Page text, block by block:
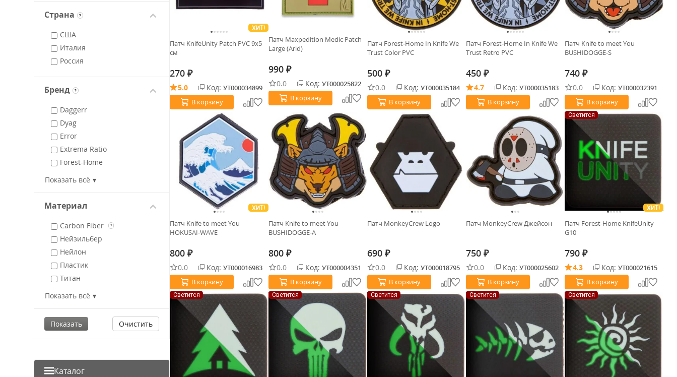
Страна ?
США
Италия
Россия
Бренд ?
Daggerr
Dyag
Error
Extrema Ratio
Forest-Home
Knife To Meet You
Old Caster
Stabwoodstone
Wild Heart
Мастерская братьев
Пешковых
Показать всё
Материал
Carbon Fiber ?
Нейзильбер
Нейлон
Пластик
Титан
PVC
Фотополимерная смола
Показать всё
Очистить
Каталог
ХИТ!
Патч KnifeUnity Patch PVC 9x5
см
270 ₽
5.0 Код: УТ000034899
В корзину
Патч Maxpedition Medic Patch
Large (Arid)
990 ₽
0.0 Код: УТ000025822
В корзину
Патч Forest-Home In Knife We
Trust Color PVC
500 ₽
0.0 Код: УТ000035184
В корзину
Патч Forest-Home In Knife We
Trust Retro PVC
450 ₽
4.7 Код: УТ000035183
В корзину
Патч Knife to meet You
BUSHIDOGGE-S
740 ₽
0.0 Код: УТ000032391
В корзину
ХИТ!
Патч Knife to meet You
HOKUSAI-WAVE
800 ₽
0.0 Код: УТ000016983
В корзину
Патч Knife to meet You
BUSHIDOGGE-A
800 ₽
0.0 Код: УТ000004351
В корзину
Патч MonkeyCrew Logo
690 ₽
0.0 Код: УТ000018795
В корзину
Патч MonkeyCrew Джейсон
750 ₽
0.0 Код: УТ000025602
В корзину
Светится
ХИТ!
Патч Forest-Home KnifeUnity
G10
790 ₽
4.3 Код: УТ000021615
В корзину
Светится Светится Светится Светится Светится